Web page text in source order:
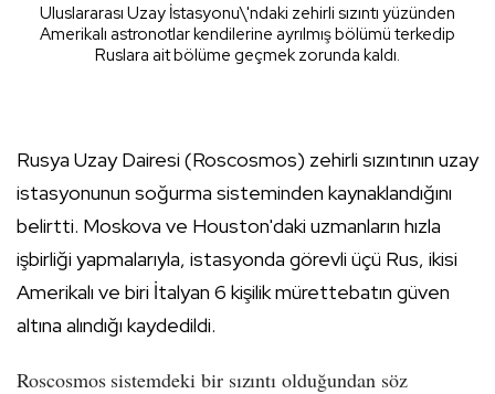
Uluslararası Uzay İstasyonu\'ndaki zehirli sızıntı yüzünden
Amerikalı astronotlar kendilerine ayrılmış bölümü terkedip
Ruslara ait bölüme geçmek zorunda kaldı.
Rusya Uzay Dairesi (Roscosmos) zehirli sızıntının uzay
istasyonunun soğurma sisteminden kaynaklandığını
belirtti. Moskova ve Houston'daki uzmanların hızla
işbirliği yapmalarıyla, istasyonda görevli üçü Rus, ikisi
Amerikalı ve biri İtalyan 6 kişilik mürettebatın güven
altına alındığı kaydedildi.
Roscosmos sistemdeki bir sızıntı olduğundan söz